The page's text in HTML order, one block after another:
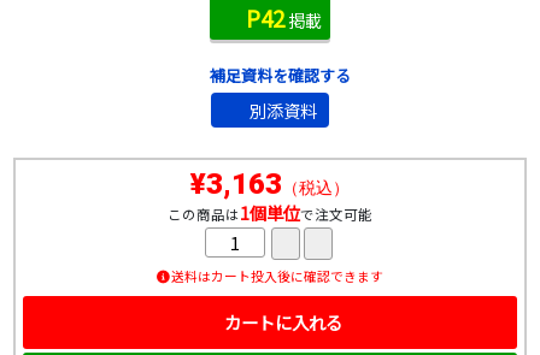
¥3,163 （税込）
この商品は1個単位で注文可能
送料はカート投入後に確認できます
カートに入れる
P42掲載
補足資料を確認する
別添資料